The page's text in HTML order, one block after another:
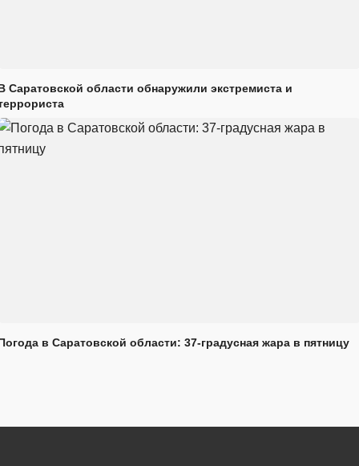
Саратовской области обнаружили экстремиста и
в Саратовской области: 37-градусная жара в пятницу